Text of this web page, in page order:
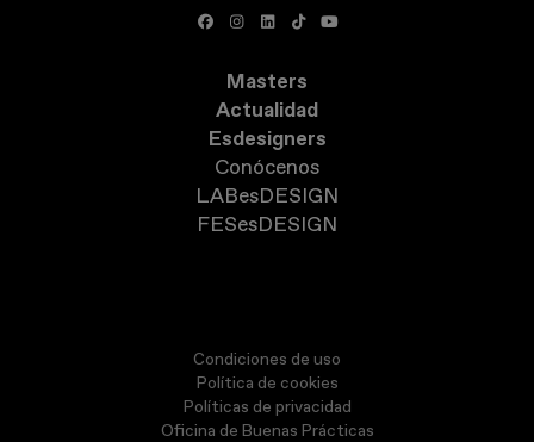
Masters
Actualidad
Esdesigners
Conócenos
LABesDESIGN
FESesDESIGN
Condiciones de uso
Política de cookies
Políticas de privacidad
Oficina de Buenas Prácticas